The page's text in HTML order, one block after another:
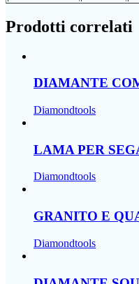
Prodotti correlati
DIAMANTE
Diamondtools
LAMA PER
Diamondtools
GRANITO E
Diamondtools